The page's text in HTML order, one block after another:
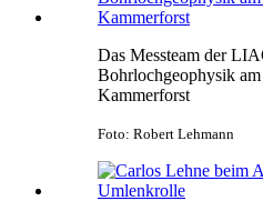
Das Messteam der
Bohrlochgeophysik
Kammerforst
Foto: Robert Lehmann